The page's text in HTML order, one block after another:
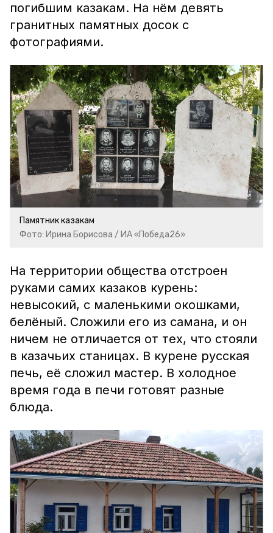
погибшим казакам. На нём девять
гранитных памятных досок с
фотографиями.
Памятник казакам
Фото: Ирина Борисова / ИА «Победа26»
На территории общества отстроен
руками самих казаков курень:
невысокий, с маленькими окошками,
белёный. Сложили его из самана, и он
ничем не отличается от тех, что стояли
в казачьих станицах. В курене русская
печь, её сложил мастер. В холодное
время года в печи готовят разные
блюда.